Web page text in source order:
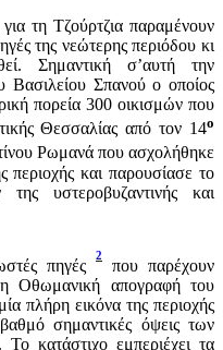
τη Τζούρτζια παραμένουν
της νεώτερης περιόδου κι
Σημαντική σ’αυτή την
Βασιλείου Σπανού ο οποίος
πορεία 300 οικισμών που
Θεσσαλίας από τον 14ο
Ρωμανά που ασχολήθηκε
περιοχής και παρουσίασε το
υστεροβυζαντινής και
πηγές
2
που παρέχουν
η Οθωμανική απογραφή του
πλήρη εικόνα της περιοχής
σημαντικές όψεις των
κατάστιχο εμπεριέχει τα